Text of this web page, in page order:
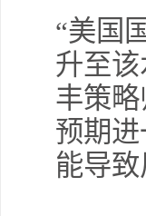
“美国
升至
丰策
预期
能导致